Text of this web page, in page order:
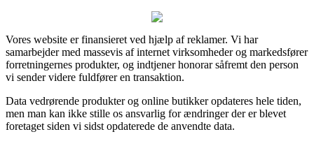
Vores website er finansieret ved hjælp af reklamer. Vi har
samarbejder med massevis af internet virksomheder og markedsfører
forretningernes produkter, og indtjener honorar såfremt den person
vi sender videre fuldfører en transaktion.
Data vedrørende produkter og online butikker opdateres hele tiden,
men man kan ikke stille os ansvarlig for ændringer der er blevet
foretaget siden vi sidst opdaterede de anvendte data.